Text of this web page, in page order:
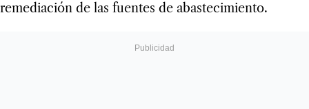
remediación de las fuentes de abastecimiento.